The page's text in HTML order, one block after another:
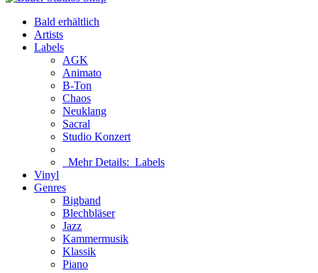
Bald erhältlich
Artists
Labels
AGK
Animato
B-Ton
Chaos
Neuklang
Sacral
Studio Konzert
Mehr Details: Labels
Vinyl
Genres
Bigband
Blechbläser
Jazz
Kammermusik
Klassik
Piano